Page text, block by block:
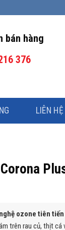
bán hàng
376
LIÊN HỆ
ozone tiên tiến
trên rau củ, thịt cá